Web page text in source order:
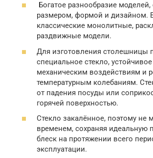
Богатое разнообразие
размером, формой и дизайном.
классические монолитные,
раздвижные модели.
Для изготовления столешницы
специальное стекло,
механическим воздействиям и
температурным колебаниям.
от падения посуды или
горячей поверхностью.
Стекло закалённое, поэтому не
временем, сохраняя идеальную
блеск на протяжении всего
эксплуатации.